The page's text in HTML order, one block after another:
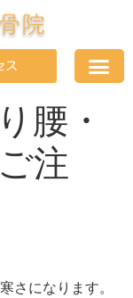
ス
腰・
注
さになります。